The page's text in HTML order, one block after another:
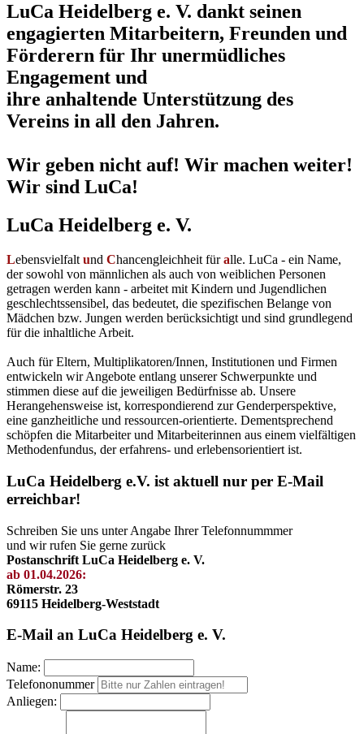
LuCa Heidelberg e. V. dankt seinen
engagierten Mitarbeitern, Freunden und
Förderern für Ihr unermüdliches
Engagement und
ihre anhaltende Unterstützung des
Vereins in all den Jahren.
Wir geben nicht auf! Wir machen weiter!
Wir sind LuCa!
LuCa Heidelberg e. V.
Lebensvielfalt und Chancengleichheit füralle. LuCa - ein Name,
der sowohl von männlichen als auch von weiblichen Personen
getragen werden kann - arbeitet mit Kindern und Jugendlichen
geschlechtssensibel, das bedeutet, die spezifischen Belange von
Mädchen bzw. Jungen werden berücksichtigt und sind grundlegend
für die inhaltliche Arbeit.
Auch für Eltern, Multiplikatoren/Innen, Institutionen und Firmen
entwickeln wir Angebote entlang unserer Schwerpunkte und
stimmen diese auf die jeweiligen Bedürfnisse ab. Unsere
Herangehensweise ist, korrespondierend zur Genderperspektive,
eine ganzheitliche und ressourcen-orientierte. Dementsprechend
schöpfen die Mitarbeiter und Mitarbeiterinnen aus einem vielfältigen
Methodenfundus, der erfahrens- und erlebensorientiert ist.
LuCa Heidelberg e.V. ist aktuell nur per E-Mail
erreichbar!
Schreiben Sie uns unter Angabe Ihrer Telefonnummmer
und wir rufen Sie gerne zurück
Postanschrift LuCa Heidelberg e. V.
ab 01.04.2026:
Römerstr. 23
69115 Heidelberg-Weststadt
E-Mail an LuCa Heidelberg e. V.
Name:
Telefononummer
Anliegen: